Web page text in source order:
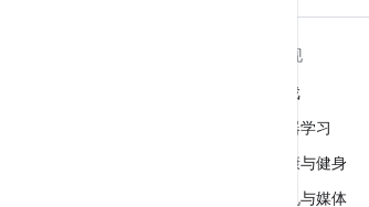
发现
游戏
机器学习
健康与健身
相机与媒体